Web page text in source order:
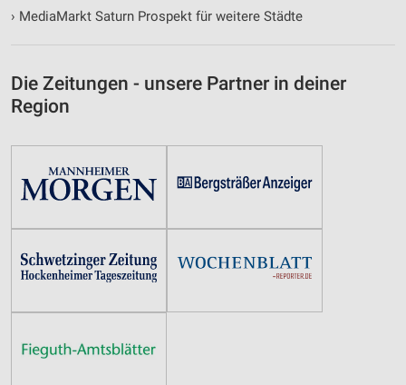
› MediaMarkt Saturn Prospekt für weitere Städte
Die Zeitungen - unsere Partner in deiner
Region
Werbung